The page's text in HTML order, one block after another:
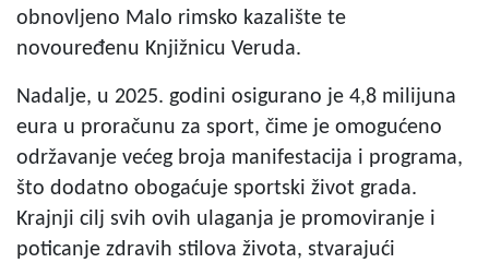
obnovljeno Malo rimsko kazalište te
novouređenu Knjižnicu Veruda.
Nadalje, u 2025. godini osigurano je 4,8 milijuna
eura u proračunu za sport, čime je omogućeno
održavanje većeg broja manifestacija i programa,
što dodatno obogaćuje sportski život grada.
Krajnji cilj svih ovih ulaganja je promoviranje i
poticanje zdravih stilova života, stvarajući